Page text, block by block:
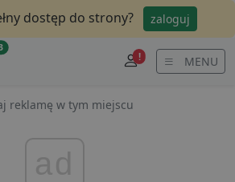
dostęp do strony? zaloguj
! MENU
reklamę w tym miejscu